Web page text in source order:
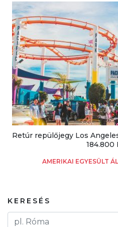
Retúr repülőjegy Los
184.800
AMERIKAI EGYESÜLT
KERESÉS